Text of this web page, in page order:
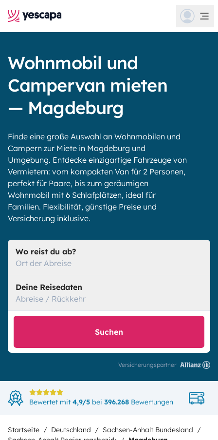
Wohnmobil und
Campervan mieten
— Magdeburg
Finde eine große Auswahl an Wohnmobilen und
Campern zur Miete in Magdeburg und
Umgebung. Entdecke einzigartige Fahrzeuge von
Vermietern: vom kompakten Van für 2 Personen,
perfekt für Paare, bis zum geräumigen
Wohnmobil mit 6 Schlafplätzen, ideal für
Familien. Flexibilität, günstige Preise und
Versicherung inklusive.
Wo reist du ab?
Ort der Abreise
Deine Reisedaten
Abreise / Rückkehr
Suchen
Versicherungspartner
Bewertet mit 4,9/5 bei 396.268 Bewertungen
Startseite Deutschland
Sachsen-Anhalt Bundesland